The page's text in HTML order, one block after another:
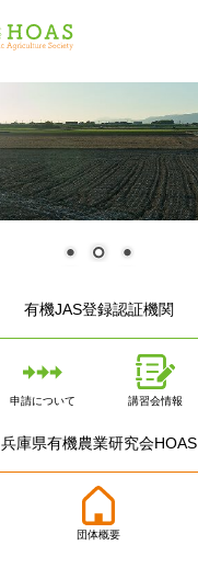
有機JAS登録認証機関
申請について 講習会情報
兵庫県有機農業研究会HOAS
団体概要